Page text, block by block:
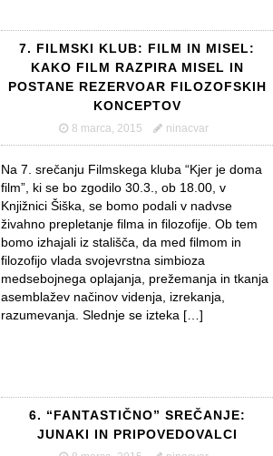
7. FILMSKI KLUB: FILM IN MISEL:
KAKO FILM RAZPIRA MISEL IN
POSTANE REZERVOAR FILOZOFSKIH
KONCEPTOV
8 marca, 2015 ninacvar
Na 7. srečanju Filmskega kluba “Kjer je doma
film”, ki se bo zgodilo 30.3., ob 18.00, v
Knjižnici Šiška, se bomo podali v nadvse
živahno prepletanje filma in filozofije. Ob tem
bomo izhajali iz stališča, da med filmom in
filozofijo vlada svojevrstna simbioza
medsebojnega oplajanja, prežemanja in tkanja
asemblažev načinov videnja, izrekanja,
razumevanja. Slednje se izteka […]
6. “FANTASTIČNO” SREČANJE:
JUNAKI IN PRIPOVEDOVALCI